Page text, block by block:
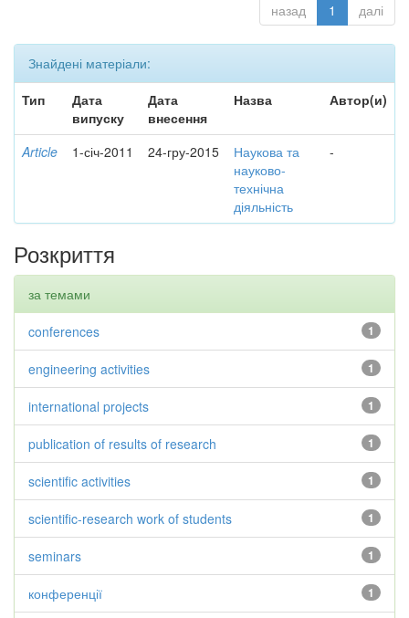
назад 1 далі
Знайдені матеріали:
Тип
Дата
випуску
Дата
внесення
Назва Автор(и)
Article 1-січ-2011 24-гру-2015
Наукова та
науково-
технічна
діяльність
-
Розкриття
за темами
1
conferences
1
engineering activities
1
international projects
1
publication of results of research
1
scientific activities
1
scientific-research work of students
1
seminars
1
конференції